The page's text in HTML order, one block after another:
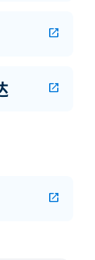
open_in_new
open_in_new
open_in_new